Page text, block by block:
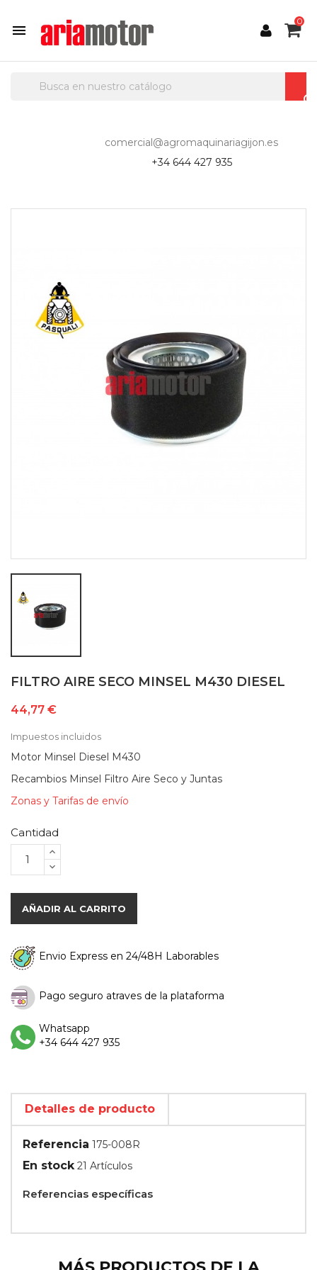

0
comercial@agromaquinariagijon.es
+34 644 427 935
FILTRO AIRE SECO MINSEL M430 DIESEL
44,77 €
Impuestos incluidos
Motor Minsel Diesel M430
Recambios Minsel Filtro Aire Seco y Juntas
Zonas y Tarifas de envío
Cantidad
AÑADIR AL CARRITO
Envio Express en 24/48H Laborables
Pago seguro atraves de la plataforma
Whatsapp
+34 644 427 935
Detalles de producto
Referencia 175-008R
En stock 21 Artículos
Referencias específicas